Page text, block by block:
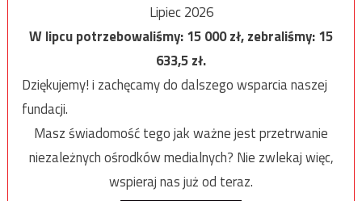
Lipiec 2026
W lipcu potrzebowaliśmy:15 000zł, zebraliśmy:15
633,5zł.
Dziękujemy! i zachęcamy do dalszego wsparcia naszej
fundacji.
Masz świadomość tego jak ważne jest przetrwanie
niezależnych ośrodków medialnych? Nie zwlekaj więc,
wspieraj nas już od teraz.